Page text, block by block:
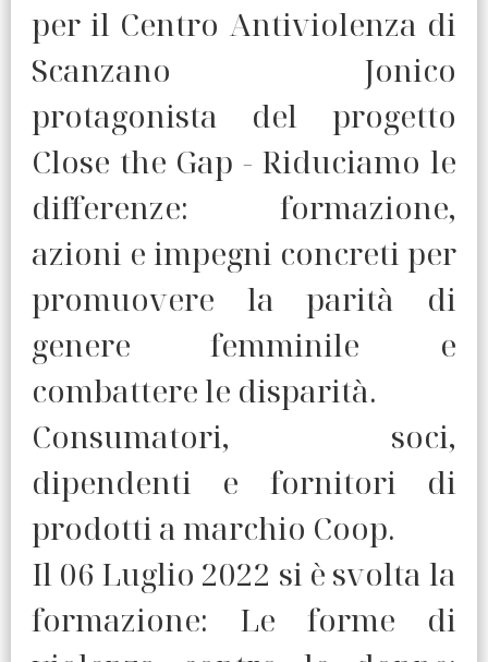
per il Centro Antiviolenza di
Scanzano Jonico
protagonista del progetto
Close the Gap - Riduciamo le
differenze: formazione,
azioni e impegni concreti per
promuovere la parità di
genere femminile e
combattere le disparità.
Consumatori, soci,
dipendenti e fornitori di
prodotti a marchio Coop.
Il 06 Luglio 2022 si è svolta la
formazione: Le forme di